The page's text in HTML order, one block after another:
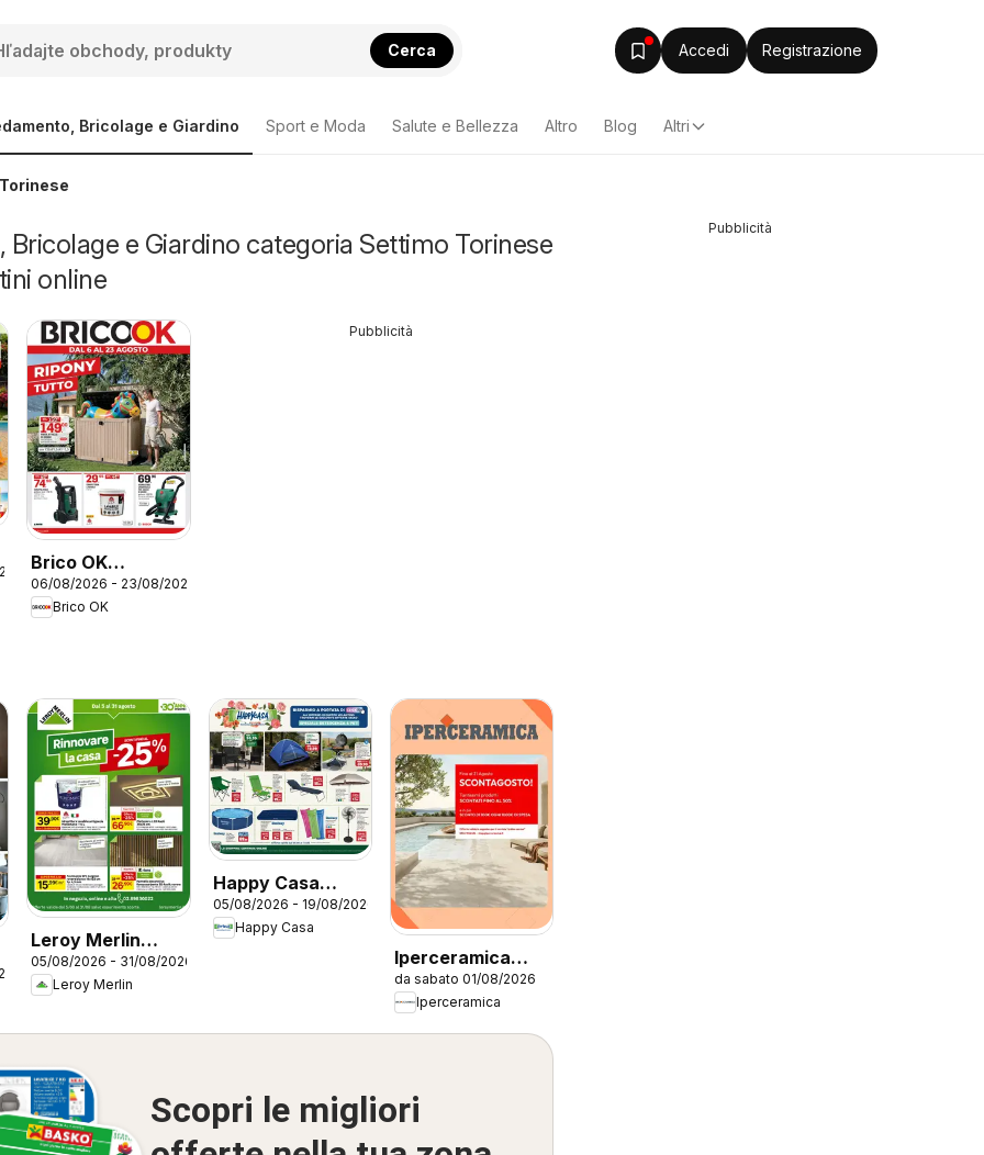
Cerca Accedi Registrazione
Bricolage e Giardino Sport e Moda Salute e Bellezza Altro Blog Altri
e Giardino categoria Settimo Torinese
online
Brico OK
volantino
06/08/2026 - 23/08/2026
Brico OK
Pubblicità
Leroy Merlin
catalogo
05/08/2026 - 31/08/2026
Leroy Merlin
Happy Casa
volantino
05/08/2026 - 19/08/2026
Happy Casa
Iperceramica
volantino
da sabato 01/08/2026
Iperceramica
Scopri le migliori
Pubblicità